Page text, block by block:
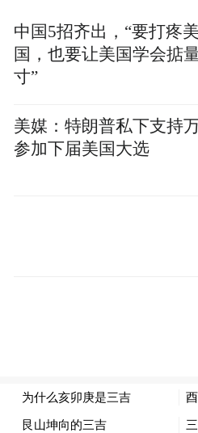
中国5招齐出，“要打疼美
国，也要让美国学会掂
寸”
美媒：特朗普私下支持
参加下届美国大选